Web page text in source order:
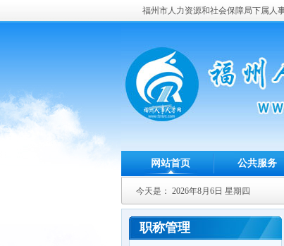
福州市人力资源和社会保障局下属人
网站首页 公共服务
今天是： 2026年8月6日 星期四
职称管理